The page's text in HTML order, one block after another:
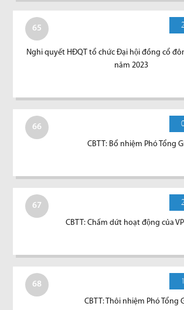
65
Nghi quyết HĐQT tổ chức Đại hội đồng cổ
năm 2023
66
CBTT: Bổ nhiệm Phó Tổng
67
CBTT: Chấm dứt hoạt động của
68
CBTT: Thôi nhiệm Phó Tổng